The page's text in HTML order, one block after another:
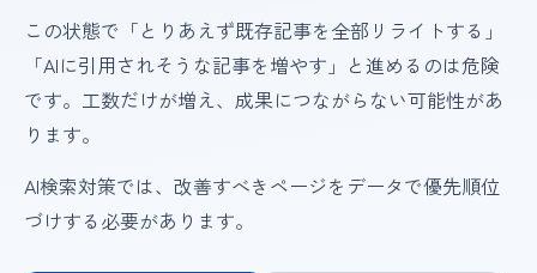
この状態で「とりあえず既存記事を全部リライトする」
「AIに引用されそうな記事を増やす」と進めるのは危険
です。工数だけが増え、成果につながらない可能性があ
ります。
AI検索対策では、改善すべきページをデータで優先順位
づけする必要があります。